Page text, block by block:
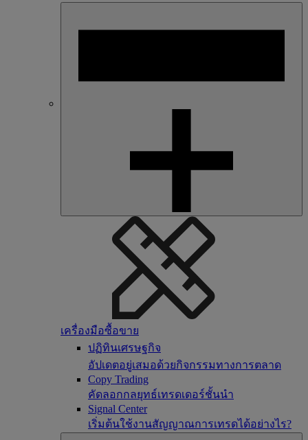
เครื่องมือซื้อขาย
ปฏิทินเศรษฐกิจ
อัปเดตอยู่เสมอด้วยกิจกรรมทางการตลาด
Copy Trading
คัดลอกกลยุทธ์เทรดเดอร์ชั้นนำ
Signal Center
เริ่มต้นใช้งานสัญญาณการเทรดได้อย่างไร?